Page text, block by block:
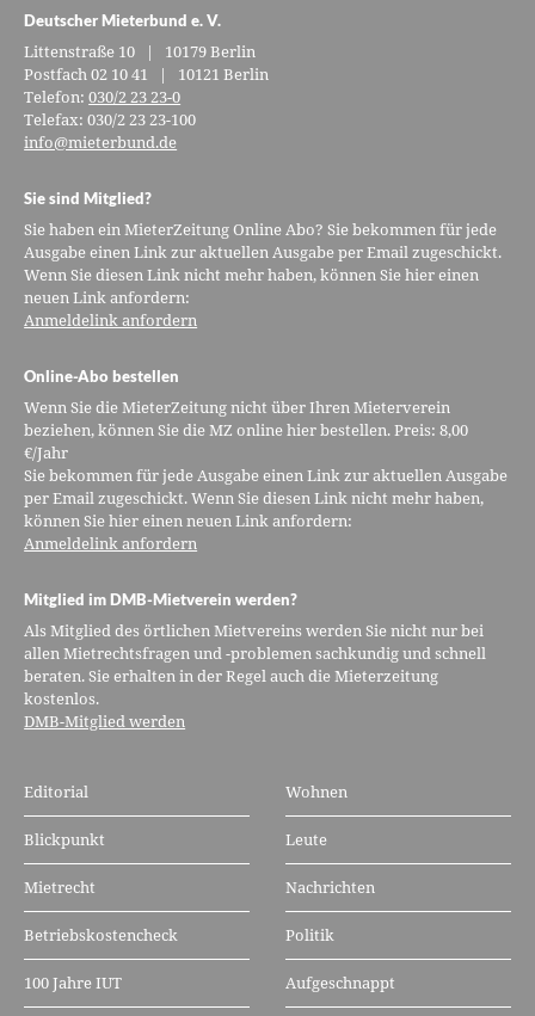
Deutscher Mieterbund e. V.
Littenstraße 10 | 10179 Berlin
Postfach 02 10 41 | 10121 Berlin
Telefon:030/2 23 23-0
Telefax: 030/2 23 23-100
info@mieterbund.de
Sie sind Mitglied?
Sie haben ein MieterZeitung Online Abo? Sie bekommen für jede
Ausgabe einen Link zur aktuellen Ausgabe per Email zugeschickt.
Wenn Sie diesen Link nicht mehr haben, können Sie hier einen
neuen Link anfordern:
Anmeldelink anfordern
Online-Abo bestellen
Wenn Sie die MieterZeitung nicht über Ihren Mieterverein
beziehen, können Sie die MZ online hier bestellen. Preis: 8,00
€/Jahr
Sie bekommen für jede Ausgabe einen Link zur aktuellen Ausgabe
per Email zugeschickt. Wenn Sie diesen Link nicht mehr haben,
können Sie hier einen neuen Link anfordern:
Anmeldelink anfordern
Mitglied im DMB-Mietverein werden?
Als Mitglied des örtlichen Mietvereins werden Sie nicht nur bei
allen Mietrechtsfragen und -problemen sachkundig und schnell
beraten. Sie erhalten in der Regel auch die Mieterzeitung
kostenlos.
DMB-Mitglied werden
Editorial
Blickpunkt
Mietrecht
Betriebskostencheck
100 Jahre IUT
Wohnen
Leute
Nachrichten
Politik
Aufgeschnappt